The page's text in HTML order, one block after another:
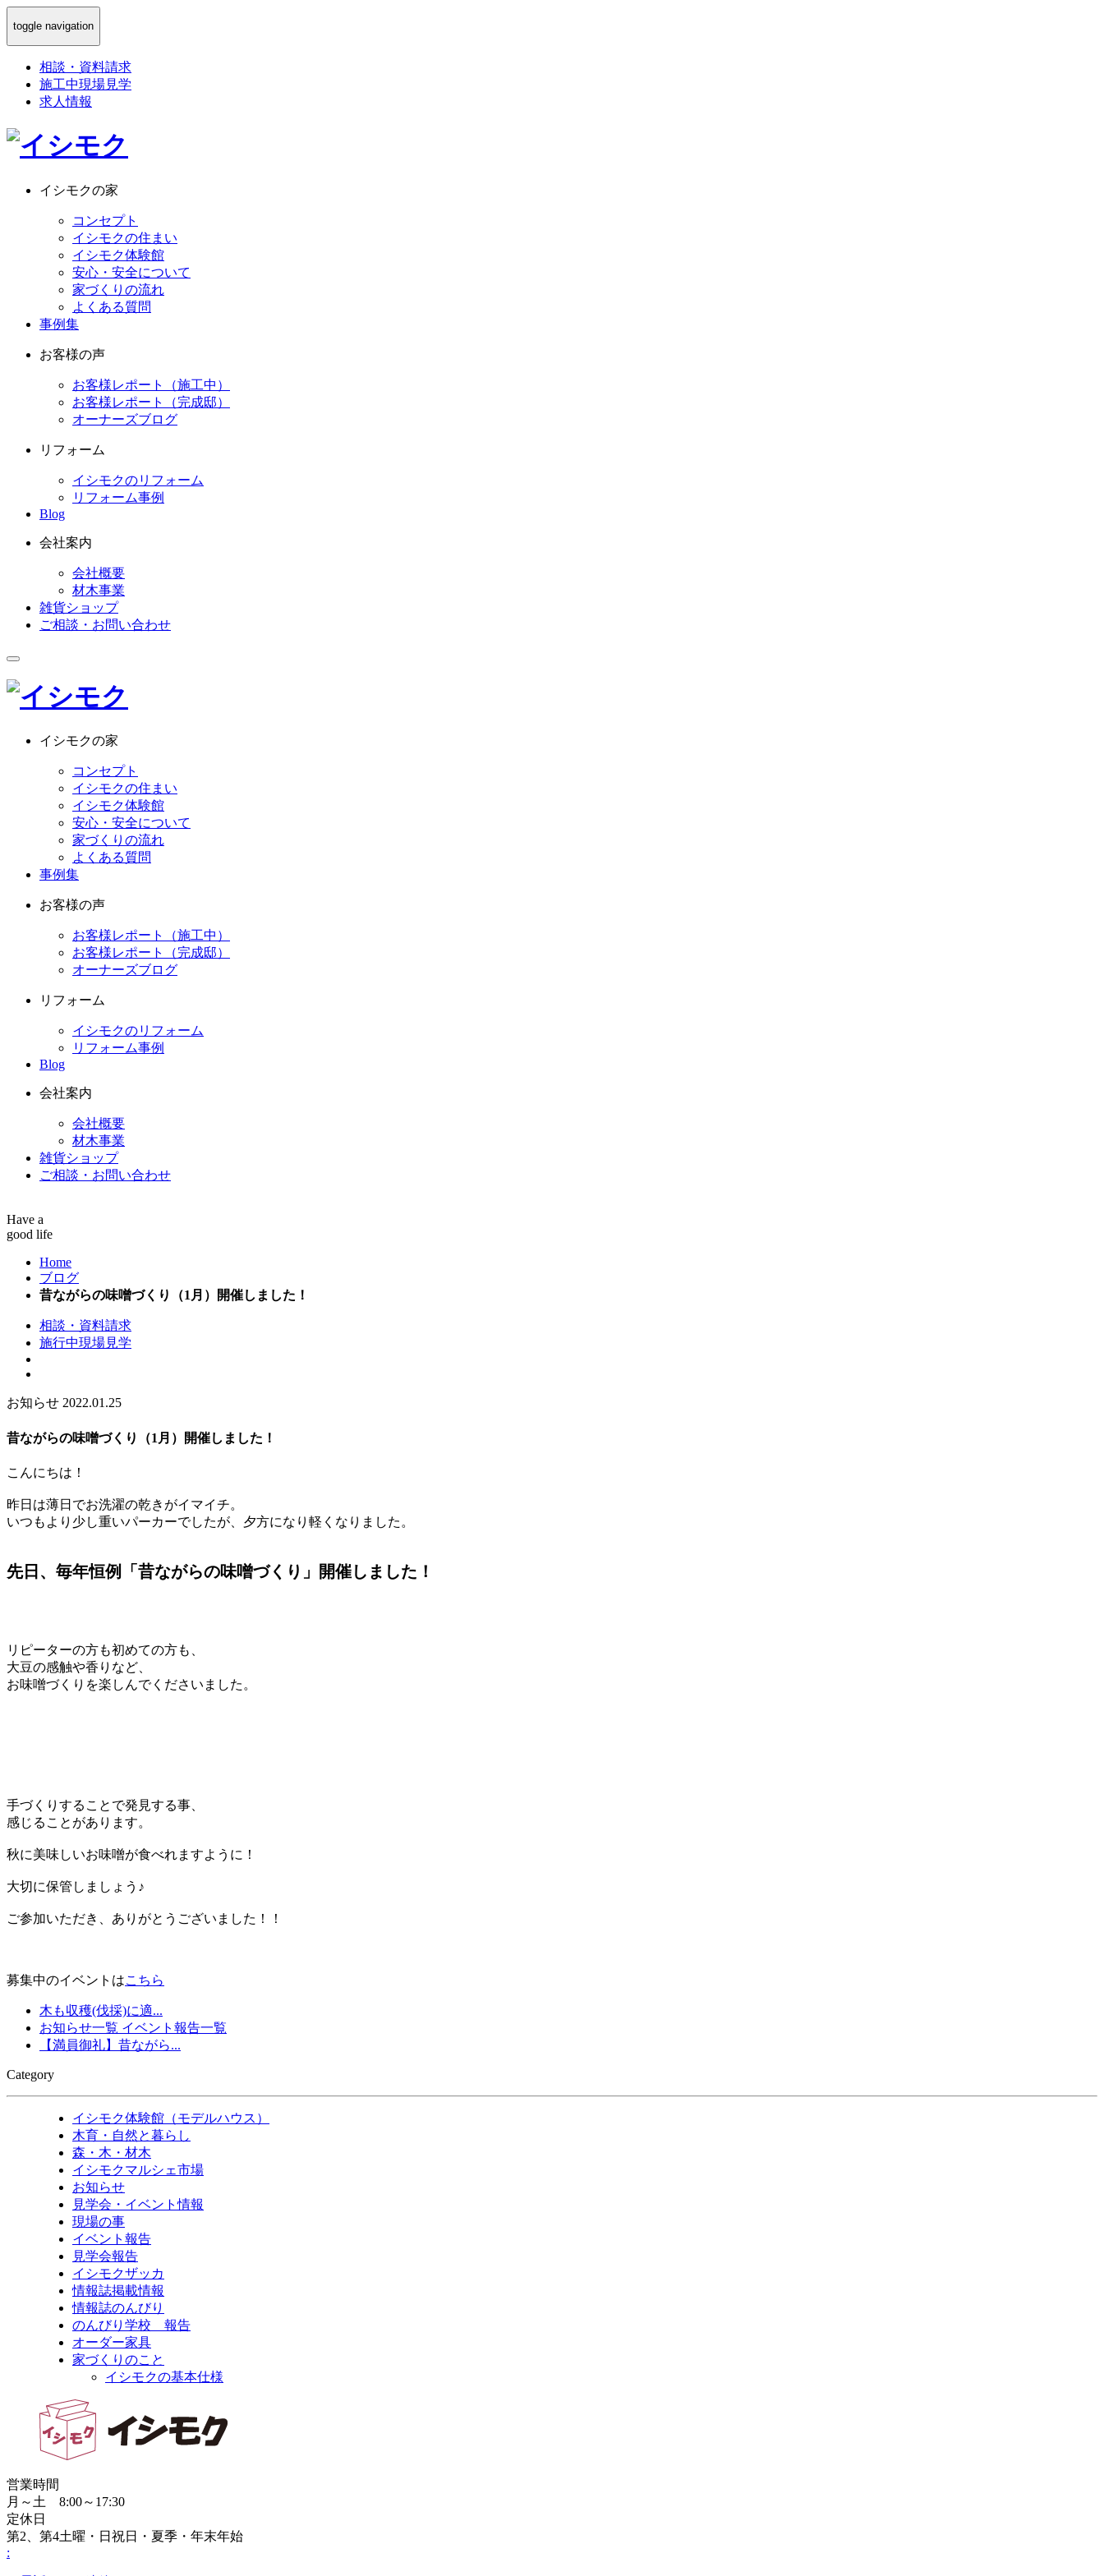
toggle navigation
相談 ・ 資料請求
施工中現場見学
求人情報
イシモクの家
コンセプト
イシモクの住まい
イシモク体験館
安心・安全について
家づくりの流れ
よくある質問
事例集
お客様の声
お客様レポート（施工中）
お客様レポート（完成邸）
オーナーズブログ
リフォーム
イシモクのリフォーム
リフォーム事例
Blog
会社案内
会社概要
材木事業
雑貨ショップ
ご相談・お問い合わせ
イシモクの家
コンセプト
イシモクの住まい
イシモク体験館
安心・安全について
家づくりの流れ
よくある質問
事例集
お客様の声
お客様レポート（施工中）
お客様レポート（完成邸）
オーナーズブログ
リフォーム
イシモクのリフォーム
リフォーム事例
Blog
会社案内
会社概要
材木事業
雑貨ショップ
ご相談・お問い合わせ
Have a
good life
Home
ブログ
昔ながらの味噌づくり（1月）開催しました！
相談・資料請求
施行中現場見学
お知らせ 2022.01.25
昔ながらの味噌づくり（1月）開催しました！
こんにちは！
昨日は薄日でお洗濯の乾きがイマイチ。
いつもより少し重いパーカーでしたが、夕方になり軽くなりました。
先日、毎年恒例「昔ながらの味噌づくり」開催しました！
リピーターの方も初めての方も、
大豆の感触や香りなど、
お味噌づくりを楽しんでくださいました。
手づくりすることで発見する事、
感じることがあります。
秋に美味しいお味噌が食べれますように！
大切に保管しましょう♪
ご参加いただき、ありがとうございました！！
募集中のイベントはこちら
木も収穫(伐採)に適...
お知らせ一覧 イベント報告一覧
【満員御礼】昔ながら...
Category
イシモク体験館（モデルハウス）
木育・自然と暮らし
森・木・材木
イシモクマルシェ市場
お知らせ
見学会・イベント情報
現場の事
イベント報告
見学会報告
イシモクザッカ
情報誌掲載情報
情報誌のんびり
のんびり学校 報告
オーダー家具
家づくりのこと
イシモクの基本仕様
営業時間
月～土 8:00～17:30
定休日
第2、第4土曜・日祝日・夏季・年末年始
: